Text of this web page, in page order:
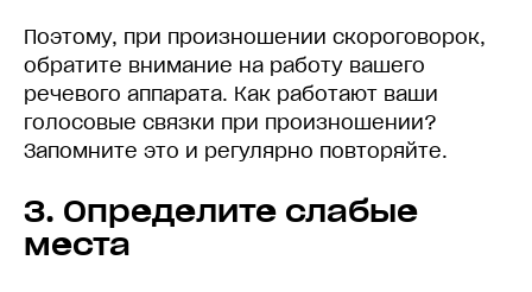
Поэтому, при произношении скороговорок,
обратите внимание на работу вашего
речевого аппарата. Как работают ваши
голосовые связки при произношении?
Запомните это и регулярно повторяйте.
3. Определите слабые
места